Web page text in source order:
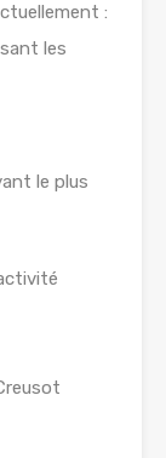
:
les
le plus